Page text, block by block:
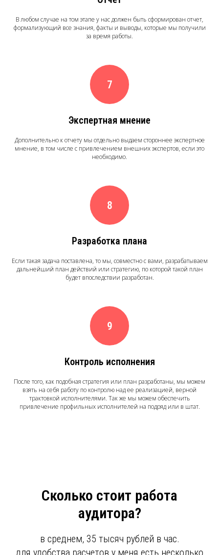
В любом случае на том этапе у нас должен быть сформирован отчет,
формализующий все знания, факты и выводы, которые мы получили
за время работы.
Экспертная мнение
Дополнительно к отчету мы отдельно выдаем стороннее экспертное
мнение, в том числе с привлечением внешних экспертов, если это
необходимо.
Разработка плана
Если такая задача поставлена, то мы, совместно с вами, разрабатываем
дальнейший план действий или стратегию, по которой такой план
будет впоследствии разработан.
Контроль исполнения
После того, как подобная стратегия или план разработаны, мы можем
взять на себя работу по контролю над ее реализацией, верной
трактовкой исполнителями. Так же мы можем обеспечить
привлечение профильных исполнителей на подряд или в штат.
Сколько стоит работа
аудитора?
в среднем, 35 тысяч рублей в час.
для удобства расчетов у меня есть несколько